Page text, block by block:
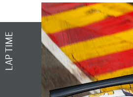
LAP TIME